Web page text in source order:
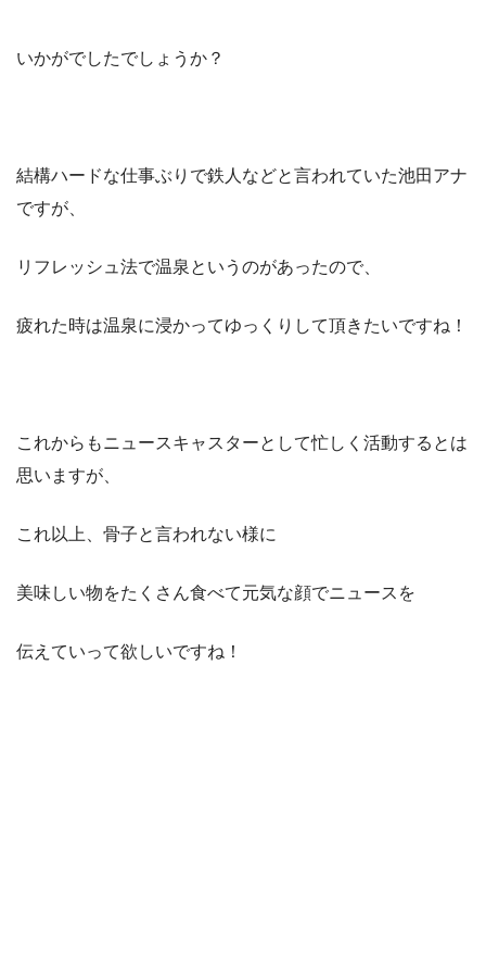
いかがでしたでしょうか？
結構ハードな仕事ぶりで鉄人などと言われていた池田アナ
ですが、
リフレッシュ法で温泉というのがあったので、
疲れた時は温泉に浸かってゆっくりして頂きたいですね！
これからもニュースキャスターとして忙しく活動するとは
思いますが、
これ以上、骨子と言われない様に
美味しい物をたくさん食べて元気な顔でニュースを
伝えていって欲しいですね！